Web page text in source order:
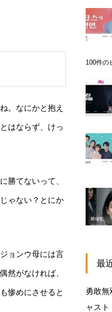
。なにかと抱え
はならず、けっ
勝てないって、
ゃない？とにか
ョンウ母には言
然がなければ、
惨めにさせると
100件の
最
勇敢
ャス